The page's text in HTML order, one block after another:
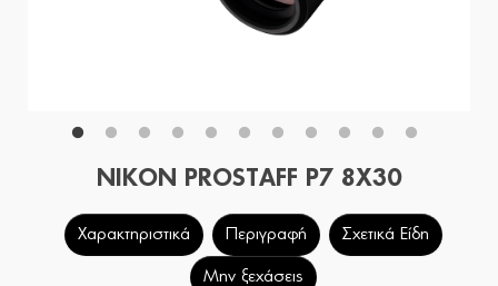
NIKON PROSTAFF P7 8X30
Χαρακτηριστικά Περιγραφή Σχετικά Είδη
Μην ξεχάσεις